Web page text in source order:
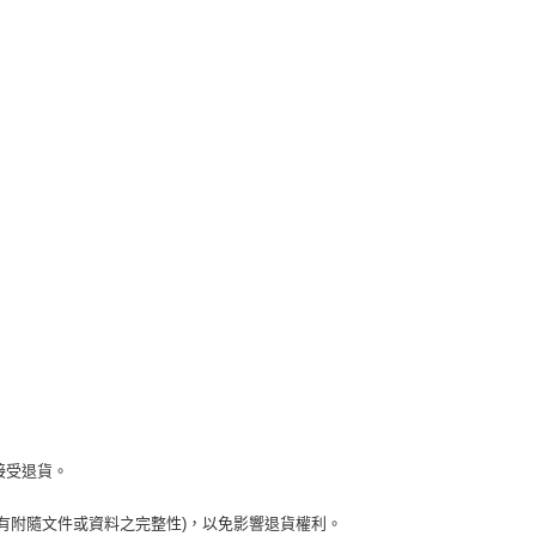
退貨。
隨文件或資料之完整性)，以免影響退貨權利。